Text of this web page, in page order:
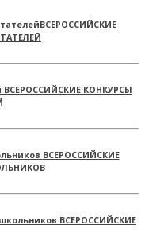
ВСЕРОССИЙСКИЕ
ВСЕРОССИЙСКИЕ КОНКУРСЫ
ВСЕРОССИЙСКИЕ
ВСЕРОССИЙСКИЕ